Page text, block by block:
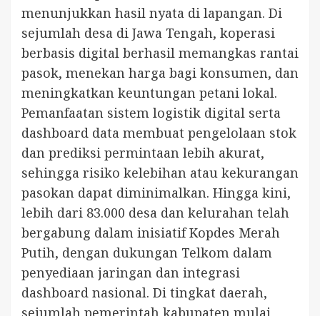
menunjukkan hasil nyata di lapangan. Di
sejumlah desa di Jawa Tengah, koperasi
berbasis digital berhasil memangkas rantai
pasok, menekan harga bagi konsumen, dan
meningkatkan keuntungan petani lokal.
Pemanfaatan sistem logistik digital serta
dashboard data membuat pengelolaan stok
dan prediksi permintaan lebih akurat,
sehingga risiko kelebihan atau kekurangan
pasokan dapat diminimalkan. Hingga kini,
lebih dari 83.000 desa dan kelurahan telah
bergabung dalam inisiatif Kopdes Merah
Putih, dengan dukungan Telkom dalam
penyediaan jaringan dan integrasi
dashboard nasional. Di tingkat daerah,
sejumlah pemerintah kabupaten mulai